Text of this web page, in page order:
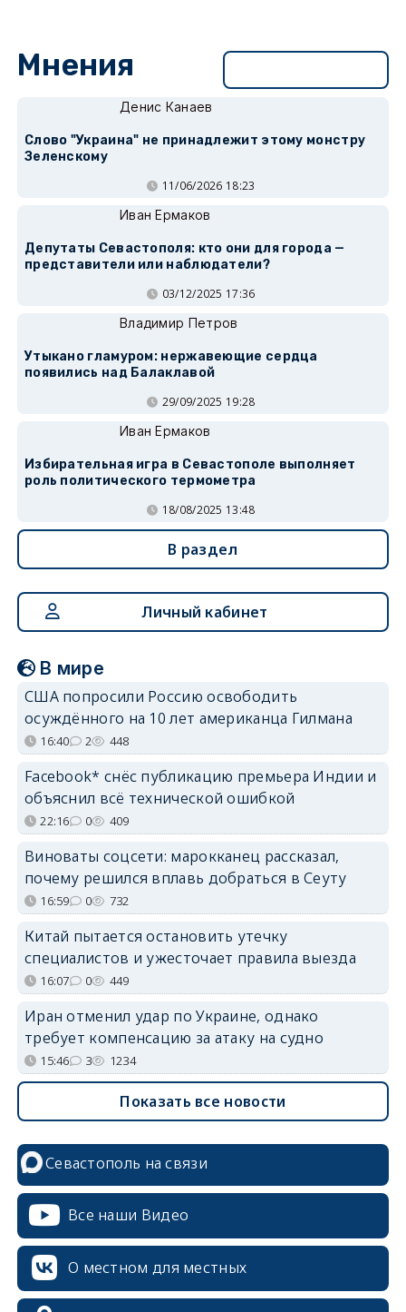
Мнения
Денис Канаев
Слово "Украина" не принадлежит этому монстру
Зеленскому
11/06/2026 18:23
Иван Ермаков
Депутаты Севастополя: кто они для города —
представители или наблюдатели?
03/12/2025 17:36
Владимир Петров
Утыкано гламуром: нержавеющие сердца
появились над Балаклавой
29/09/2025 19:28
Иван Ермаков
Избирательная игра в Севастополе выполняет
роль политического термометра
18/08/2025 13:48
В раздел
Личный кабинет
В мире
США попросили Россию освободить
осуждённого на 10 лет американца Гилмана
16:40 2 448
Facebook* снёс публикацию премьера Индии и
объяснил всё технической ошибкой
22:16 0 409
Виноваты соцсети: марокканец рассказал,
почему решился вплавь добраться в Сеуту
16:59 0 732
Китай пытается остановить утечку
специалистов и ужесточает правила выезда
16:07 0 449
Иран отменил удар по Украине, однако
требует компенсацию за атаку на судно
15:46 3 1234
Показать все новости
Севастополь на связи
Все наши Видео
О местном для местных